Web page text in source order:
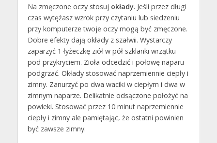
Na zmęczone oczy stosuj okłady. Jeśli przez długi
czas wytężasz wzrok przy czytaniu lub siedzeniu
przy komputerze twoje oczy mogą być zmęczone.
Dobre efekty dają okłady z szałwii. Wystarczy
zaparzyć 1 łyżeczkę ziół w pół szklanki wrzątku
pod przykryciem. Zioła odcedzić i połowę naparu
podgrzać. Okłady stosować naprzemiennie ciepły i
zimny. Zanurzyć po dwa waciki w ciepłym i dwa w
zimnym naparze. Delikatnie odsączone położyć na
powieki. Stosować przez 10 minut naprzemiennie
ciepły i zimny ale pamiętając, że ostatni powinien
być zawsze zimny.